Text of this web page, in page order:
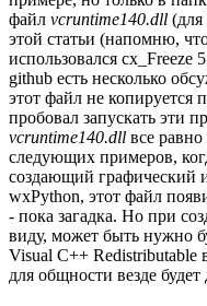
файл vcruntime140.dll
этой статьи (напомню,
использовался cx_Freeze
github есть несколько
этот файл не копируется
пробовал запускать эти
vcruntime140.dll все
следующих примеров,
создающий графический
wxPython, этот файл
- пока загадка. Но при
виду, может быть нужно
Visual C++
для общности везде